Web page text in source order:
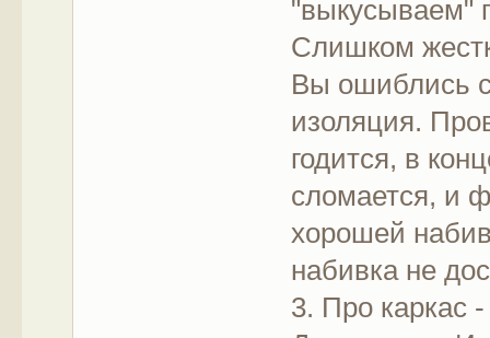
"выкусываем"
Слишком
Вы ошиблись
изоляция.
годится, в
сломается, и
хорошей
набивка не
3. Про каркас